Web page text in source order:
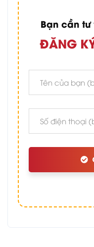
Bạn cần
ĐĂNG